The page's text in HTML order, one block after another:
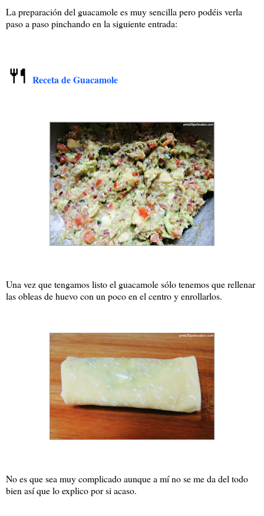
La preparación del guacamole es muy sencilla pero podéis verla
paso a paso pinchando en la siguiente entrada:
🍴 Receta de Guacamole
Una vez que tengamos listo el guacamole sólo tenemos que rellenar
las obleas de huevo con un poco en el centro y enrollarlos.
No es que sea muy complicado aunque a mí no se me da del todo
bien así que lo explico por si acaso.